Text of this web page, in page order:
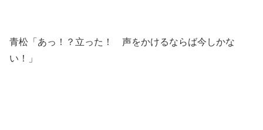
青松「あっ！？立った！ 声をかけるならば今しかな
い！」